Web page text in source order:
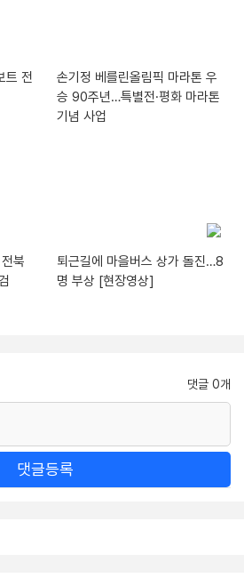
트 전
손기정 베를린올림픽 마라톤 우
승 90주년…특별전·평화 마라톤
기념 사업
북
퇴근길에 마을버스 상가 돌진…8
명 부상 [현장영상]
댓글 0개
댓글등록